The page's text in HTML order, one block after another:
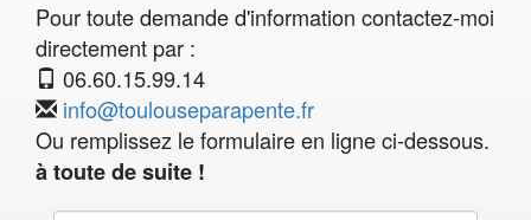
Pour toute demande d'information contactez-moi
directement par :
06.60.15.99.14
info@toulouseparapente.fr
Ou remplissez le formulaire en ligne ci-dessous.
à toute de suite !